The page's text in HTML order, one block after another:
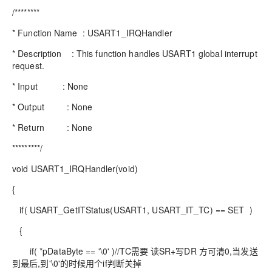
/********
* Function Name : USART1_IRQHandler
* Description : This function handles USART1 global interrupt
request.
* Input : None
* Output : None
* Return : None
*********/
void USART1_IRQHandler(void)
{
if( USART_GetITStatus(USART1, USART_IT_TC) == SET )
{
if( *pDataByte == '\0' )//TC需要 读SR+写DR 方可清0,当发送
到最后,到'\0'的时候用个if判断关掉